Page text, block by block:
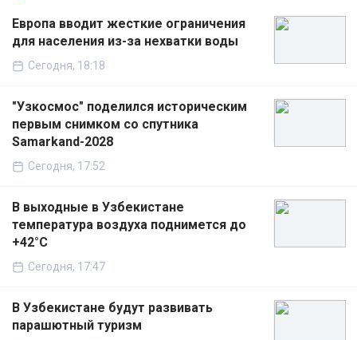
Европа вводит жесткие ограничения
для населения из-за нехватки воды
Сегодня, 18:18
"Узкосмос" поделился историческим
первым снимком со спутника
Samarkand-2028
Сегодня, 17:52
В выходные в Узбекистане
температура воздуха поднимется до
+42°C
Сегодня, 17:47
В Узбекистане будут развивать
парашютный туризм